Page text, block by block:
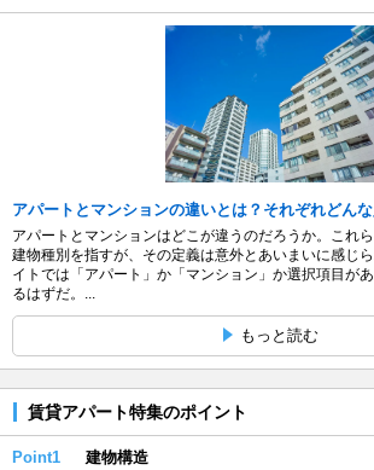
アパートとマンションの違いとは？それぞれどん
アパートとマンションはどこが違うのだろうか。これ
建物種別を指すが、その定義は意外とあいまいに感じ
イトでは「アパート」か「マンション」か選択項目が
るはずだ。...
もっと読む
賃貸アパート特集のポイント
Point1 建物構造